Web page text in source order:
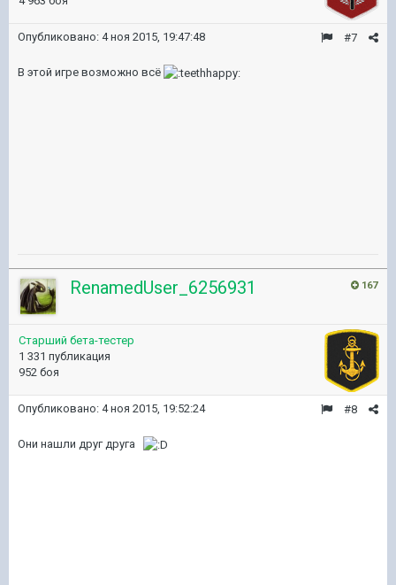
#7
Опубликовано: 4 ноя 2015, 19:47:48
В этой игре возможно всё
167
RenamedUser_6256931
Старший бета-тестер
1 331 публикация
952 боя
#8
Опубликовано: 4 ноя 2015, 19:52:24
Они нашли друг друга